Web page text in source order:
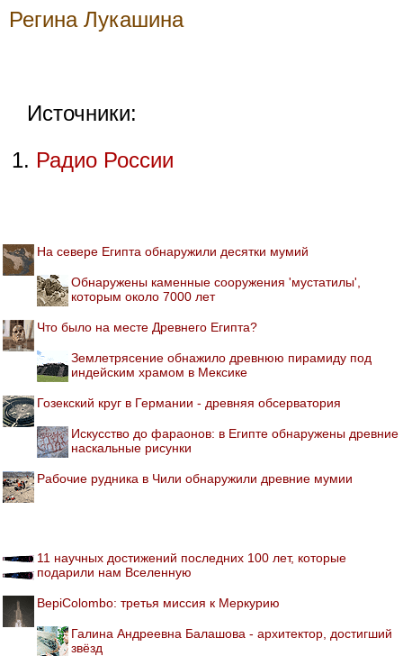
Регина Лукашина
Источники:
Радио России
На севере Египта обнаружили десятки мумий
Обнаружены каменные сооружения 'мустатилы',
которым около 7000 лет
Что было на месте Древнего Египта?
Землетрясение обнажило древнюю пирамиду под
индейским храмом в Мексике
Гозекский круг в Германии - древняя обсерватория
Искусство до фараонов: в Египте обнаружены древние
наскальные рисунки
Рабочие рудника в Чили обнаружили древние мумии
11 научных достижений последних 100 лет, которые
подарили нам Вселенную
BepiColombo: третья миссия к Меркурию
Галина Андреевна Балашова - архитектор, достигший
звёзд